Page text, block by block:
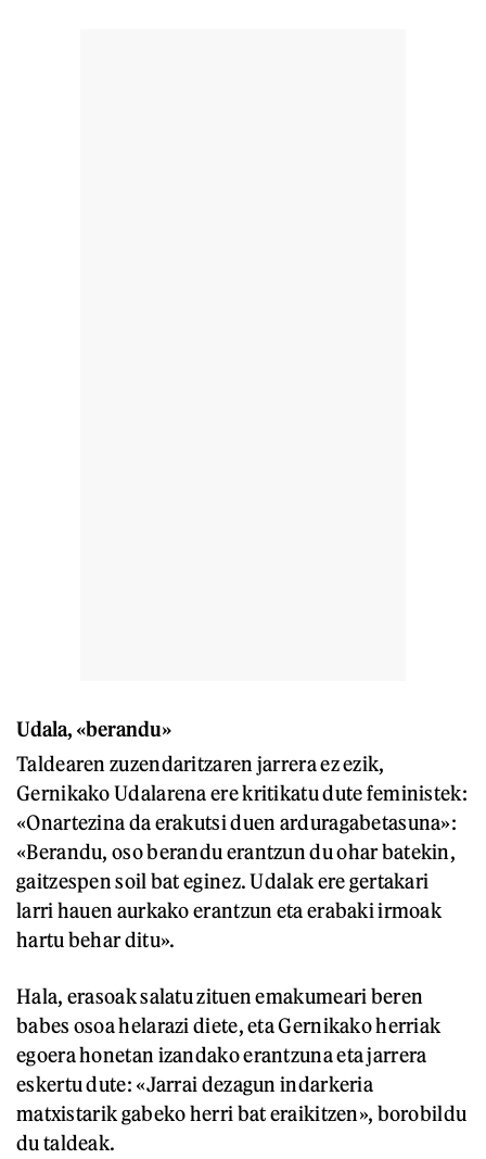
Udala, «berandu»
Taldearen zuzendaritzaren jarrera ez ezik,
Gernikako Udalarena ere kritikatu dute feministek:
«Onartezina da erakutsi duen arduragabetasuna»:
«Berandu, oso berandu erantzun du ohar batekin,
gaitzespen soil bat eginez. Udalak ere gertakari
larri hauen aurkako erantzun eta erabaki irmoak
hartu behar ditu».
Hala, erasoak salatu zituen emakumeari beren
babes osoa helarazi diete, eta Gernikako herriak
egoera honetan izandako erantzuna eta jarrera
eskertu dute: «Jarrai dezagun indarkeria
matxistarik gabeko herri bat eraikitzen», borobildu
du taldeak.